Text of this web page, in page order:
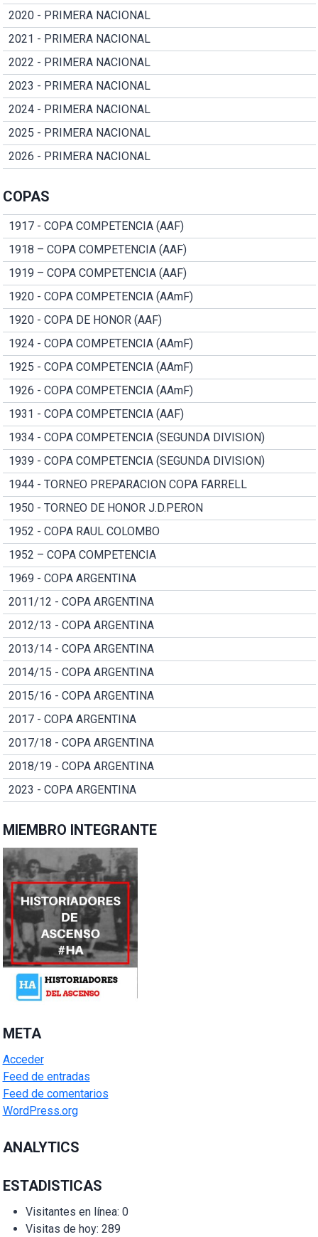
2020 - PRIMERA NACIONAL
2021 - PRIMERA NACIONAL
2022 - PRIMERA NACIONAL
2023 - PRIMERA NACIONAL
2024 - PRIMERA NACIONAL
2025 - PRIMERA NACIONAL
2026 - PRIMERA NACIONAL
COPAS
1917 - COPA COMPETENCIA (AAF)
1918 – COPA COMPETENCIA (AAF)
1919 – COPA COMPETENCIA (AAF)
1920 - COPA COMPETENCIA (AAmF)
1920 - COPA DE HONOR (AAF)
1924 - COPA COMPETENCIA (AAmF)
1925 - COPA COMPETENCIA (AAmF)
1926 - COPA COMPETENCIA (AAmF)
1931 - COPA COMPETENCIA (AAF)
1934 - COPA COMPETENCIA (SEGUNDA DIVISION)
1939 - COPA COMPETENCIA (SEGUNDA DIVISION)
1944 - TORNEO PREPARACION COPA FARRELL
1950 - TORNEO DE HONOR J.D.PERON
1952 - COPA RAUL COLOMBO
1952 – COPA COMPETENCIA
1969 - COPA ARGENTINA
2011/12 - COPA ARGENTINA
2012/13 - COPA ARGENTINA
2013/14 - COPA ARGENTINA
2014/15 - COPA ARGENTINA
2015/16 - COPA ARGENTINA
2017 - COPA ARGENTINA
2017/18 - COPA ARGENTINA
2018/19 - COPA ARGENTINA
2023 - COPA ARGENTINA
MIEMBRO INTEGRANTE
META
Acceder
Feed de entradas
Feed de comentarios
WordPress.org
ANALYTICS
ESTADISTICAS
Visitantes en línea: 0
Visitas de hoy: 289